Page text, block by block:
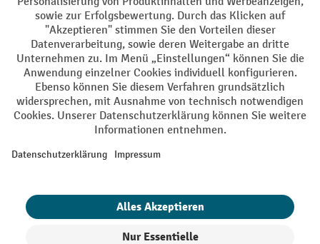
Impressum Datenschutz
Barrierefreiheit Privacy Settings
Alle Preise exkl. gesetzl. Mehrwertsteuer zzgl.Versandkostenund ggf.
Nachnahmegebühren, wenn nicht anders angegeben.
¹ Der Rabatt gilt so lange der Vorrat reicht. Der Rabatt gilt nicht auf
oder Gutscheinen ist nicht möglich. | ² Der Rabatt wird einmalig bei
eingelöst werden. Die Höhe des Rabatts variiert je nach
Produktkategorie und beträgt bis zu 10 % (10 % auf Lager, Umwelt,